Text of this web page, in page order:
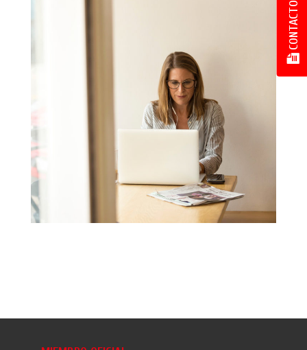
Escribe aquí
Acepto recibir información de la empresa
Enviando este formulario aceptas nuestros
Términos y condiciones
. Tu dirección IP
216.73.217.69
será almacenada en nuestra base
de datos.